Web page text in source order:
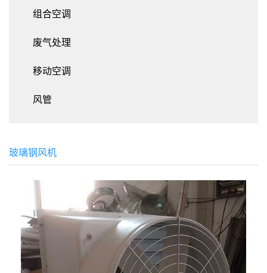
组合空调
废气处理
移动空调
风管
玻璃钢风机